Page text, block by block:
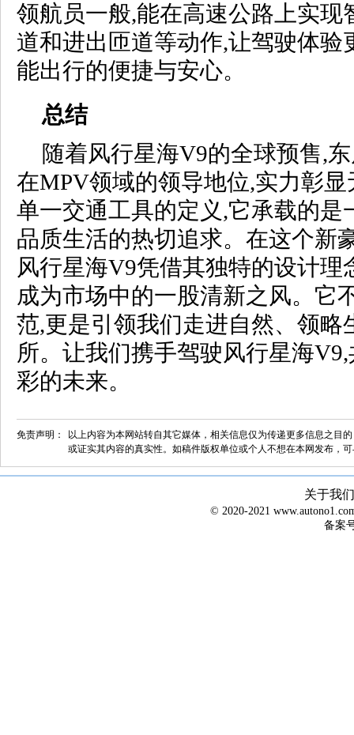
领航员一般,能在高速公路上实现
道和进出匝道等动作,让驾驶体验
能出行的便捷与安心。
总结
随着风行星海V9的全球预售,
在MPV领域的领导地位,实力彰
单一交通工具的定义,它承载的是
品质生活的热切追求。在这个新
风行星海V9凭借其独特的设计理
成为市场中的一股清新之风。它
范,更是引领我们走进自然、领略
所。让我们携手驾驶风行星海
彩的未来。
免责声明：
以上内容为本网站转自其它媒体，相关信息仅为传递更多信息之目
或证实其内容的真实性。如稿件版权单位或个人不想在本网发布，
关于我们
© 2020-2021
备案